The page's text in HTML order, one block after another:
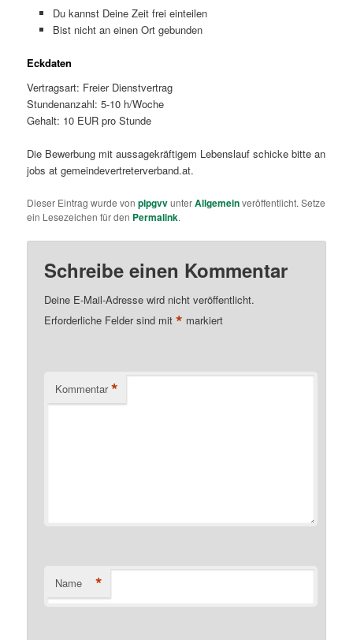
Du kannst Deine Zeit frei einteilen
Bist nicht an einen Ort gebunden
Eckdaten
Vertragsart: Freier Dienstvertrag
Stundenanzahl: 5-10 h/Woche
Gehalt: 10 EUR pro Stunde
Die Bewerbung mit aussagekräftigem Lebenslauf schicke bitte an
jobs at gemeindevertreterverband.at.
Dieser Eintrag wurde vonplpgvvunterAllgemeinveröffentlicht. Setze
ein Lesezeichen für den Permalink.
Schreibe einen Kommentar
Deine E-Mail-Adresse wird nicht veröffentlicht.
Erforderliche Felder sind mit* markiert
Kommentar *
Name *